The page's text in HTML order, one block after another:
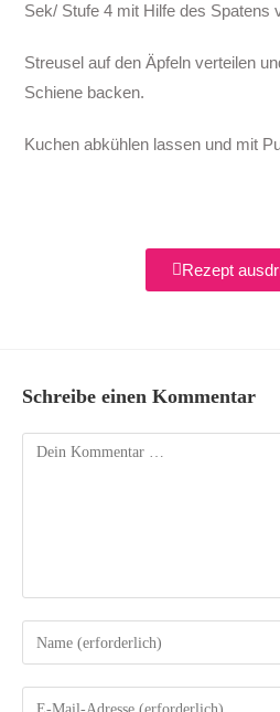
Sek/ Stufe 4 mit Hilfe des Spatens
Streusel auf den Äpfeln verteilen
Schiene backen.
Kuchen abkühlen lassen und mit
Rezept
Schreibe einen Kommentar